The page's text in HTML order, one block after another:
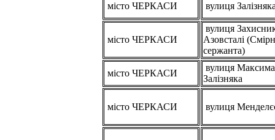
місто ЧЕРКАСИ вулиця
місто ЧЕРКАСИ
вулиця
Азовсталі
сержанта)
місто ЧЕРКАСИ
вулиця Максима
Залізняка
місто ЧЕРКАСИ вулиця